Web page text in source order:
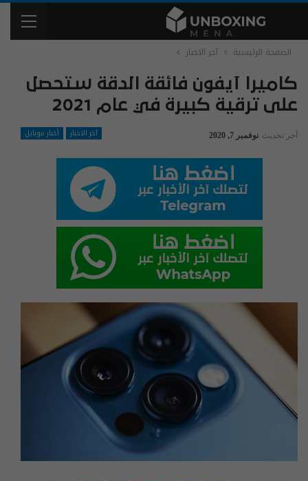
الصفحة الرئيسية آخر الاخبار
كاميرا آيفون فائقة الدقة ستحصل
على ترقية كبيرة في عام 2021
آخر الاخبار أخبار موبايل آخر تحديث نوفمبر 7, 2020